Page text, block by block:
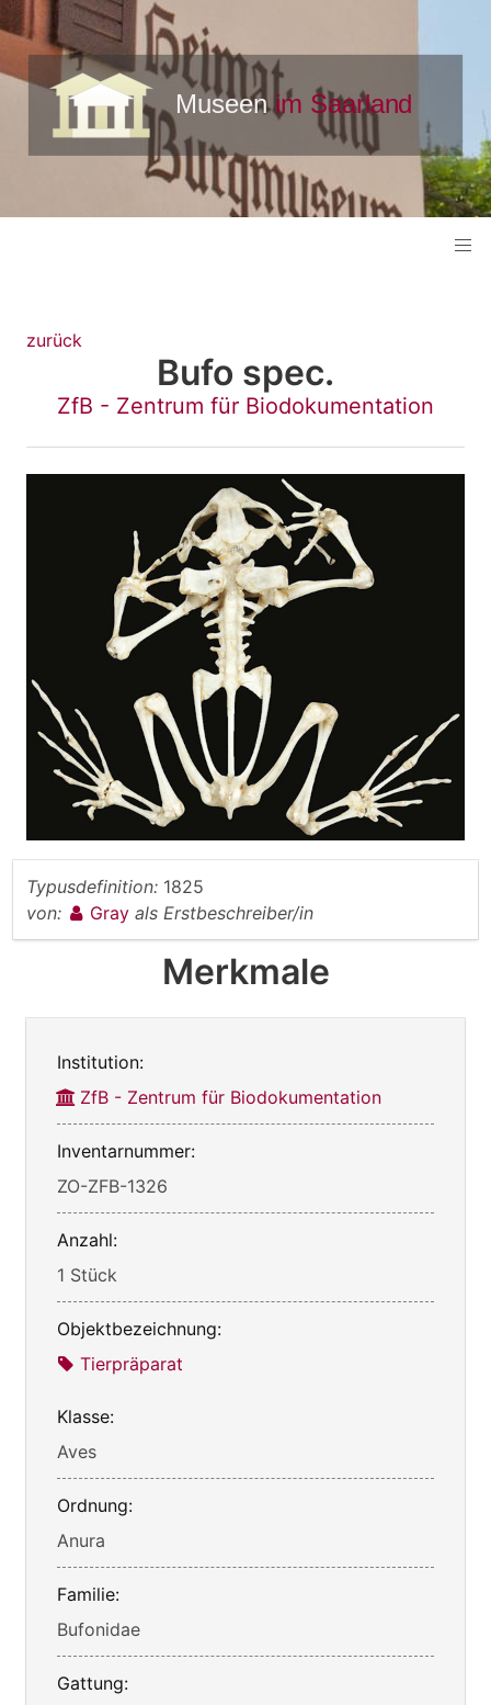
zurück
Bufo spec.
ZfB - Zentrum für Biodokumentation
Typusdefinition: 1825
von:
Gray als Erstbeschreiber/in
Merkmale
Institution:
ZfB - Zentrum für Biodokumentation
Inventarnummer:
ZO-ZFB-1326
Anzahl:
1 Stück
Objektbezeichnung:
Tierpräparat
Klasse:
Aves
Ordnung:
Anura
Familie:
Bufonidae
Gattung: